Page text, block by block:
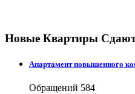
Новые Квартиры
Апартамент повышенного
Обращений 584